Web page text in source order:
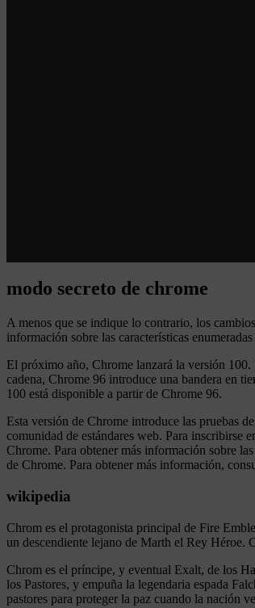
modo secreto de chrome
A menos que se indique lo contrario, los
información sobre las características
El próximo año, Chrome lanzará la versión
cadena, Chrome 96 introduce una bandera en
100 está disponible a partir de Chrome 96.
Esta versión de Chrome introduce las pruebas
comunidad de estándares web. Para inscribirse
Chrome. Para obtener más información sobre
de Chrome. Para obtener más información,
wikipedia
Chrom es el protagonista principal de Fire
un descendiente lejano de Marth el Rey Héroe.
Chrom es el príncipe, y eventual Exalt, de los
los Pastores, y empuña la legendaria espada
pastores para proteger la paz cuando la nación